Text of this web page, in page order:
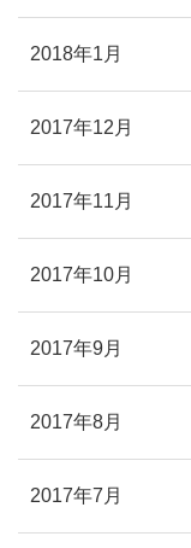
2018年1月
2017年12月
2017年11月
2017年10月
2017年9月
2017年8月
2017年7月